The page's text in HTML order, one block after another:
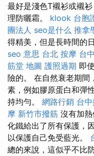
最好是淺色T襯衫或襯
理防曬霜。 klook 台胞
團法人 seo是什么 推拿
得精美，但是長時間的
seo 意思 台北 按摩 台
筋堂 地圖 護照過期 即
險的。 在自然衰老期間
素，例如膠原蛋白和彈
持均勻。 網路行銷 台
摩 新竹市撥筋 沒有加
化鐵給出了所有保護，
以保護自己免受藍光。
總的來說，這似乎不比